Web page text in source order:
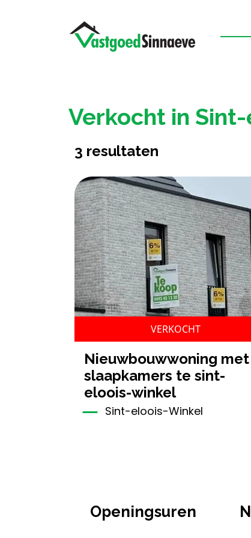
Verkocht in
3 resultaten
VERKOCHT
nieuwbouwwoning met 3
slaapkamers te sint-
eloois-winkel
Sint-eloois-Winkel
Openingsuren